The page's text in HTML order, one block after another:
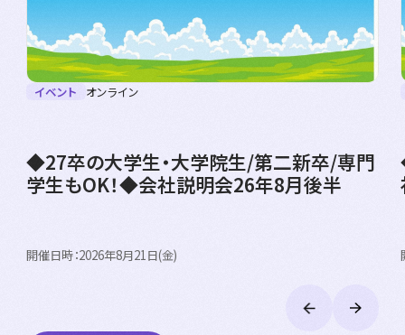
イベント オンライン
◆27卒の大学生・大学院生/第二新卒/専門
学生もOK！◆会社説明会26年8月後半
開催日時：2026年8月21日(金)